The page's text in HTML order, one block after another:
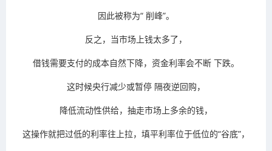
因此被称为“ 削峰”。
反之，当市场上钱太多了，
借钱需要支付的成本自然下降，资金利率会不断 下跌。
这时候央行减少或暂停 隔夜逆回购，
降低流动性供给，抽走市场上多余的钱，
这操作就把过低的利率往上拉，填平利率位于低位的“谷底”，